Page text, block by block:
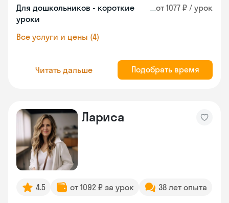
Для дошкольников - короткие
уроки
от 1077 ₽ / урок
Все услуги и цены (4)
Читать дальше Подобрать время
Лариса
4.5 от 1092 ₽ за урок 38 лет опыта